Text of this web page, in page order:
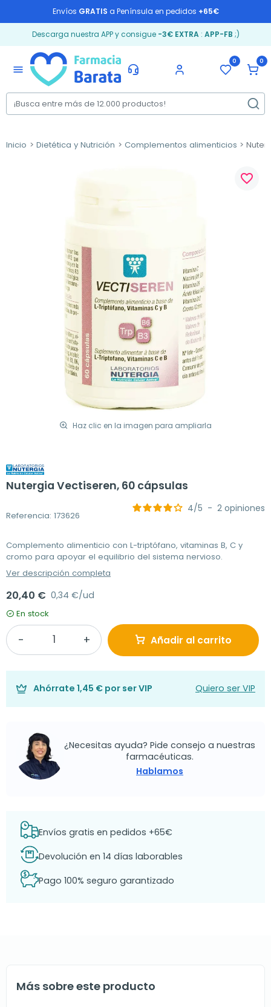
Envíos GRATIS a Península en pedidos +65€
Descarga nuestra APP y consigue -3€ EXTRA: APP-FB ;)
menu
0 0
Inicio Dietética y Nutrición Complementos alimenticios
Haz clic en la imagen para ampliarla
favorite_border
Nutergia Vectiseren, 60 cápsulas
Referencia: 173626
4/5 - 2 opiniones
Complemento alimenticio con L-triptófano, vitaminas B, C y
cromo para apoyar el equilibrio del sistema nervioso.
Ver descripción completa
20,40 € 0,34 €/ud
En stock
Añadir al carrito
Ahórrate 1,45 € por ser VIP Quiero ser VIP
¿Necesitas ayuda? Pide consejo a nuestras
farmacéuticas.
Hablamos
Envíos gratis en pedidos +65€
Devolución en 14 días laborables
Pago 100% seguro garantizado
Más sobre este producto